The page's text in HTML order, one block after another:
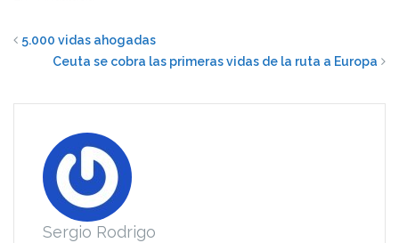
5.000 vidas ahogadas
Ceuta se cobra las primeras vidas de la ruta a Europa
Sergio Rodrigo